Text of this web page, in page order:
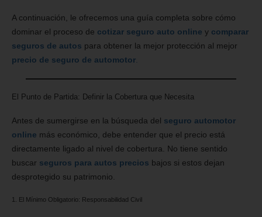
A continuación, le ofrecemos una guía completa sobre cómo
dominar el proceso de cotizar seguro auto online y comparar
seguros de autos para obtener la mejor protección al mejor
precio de seguro de automotor.
El Punto de Partida: Definir la Cobertura que Necesita
Antes de sumergirse en la búsqueda del seguro automotor
online más económico, debe entender que el precio está
directamente ligado al nivel de cobertura. No tiene sentido
buscar seguros para autos precios bajos si estos dejan
desprotegido su patrimonio.
1. El Mínimo Obligatorio: Responsabilidad Civil